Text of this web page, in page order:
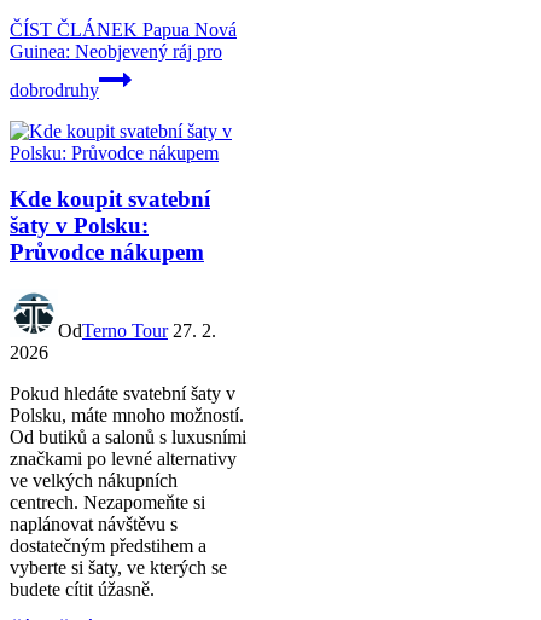
ČÍST ČLÁNEK Papua Nová
Guinea: Neobjevený ráj pro
dobrodruhy
Kde koupit svatební
šaty v Polsku:
Průvodce nákupem
OdTerno Tour 27. 2.
2026
Pokud hledáte svatební šaty v
Polsku, máte mnoho možností.
Od butiků a salonů s luxusními
značkami po levné alternativy
ve velkých nákupních
centrech. Nezapomeňte si
naplánovat návštěvu s
dostatečným předstihem a
vyberte si šaty, ve kterých se
budete cítit úžasně.